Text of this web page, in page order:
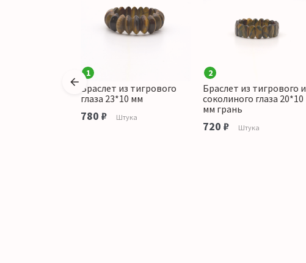
1
Браслет из тигрового
глаза 23*10 мм
780 ₽ Штука
2
Браслет из тигрового и
соколиного глаза 20*10
мм грань
720 ₽ Штука